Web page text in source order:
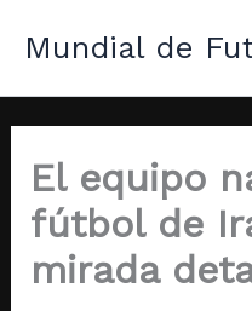
Mundial de
El equipo
fútbol de
mirada